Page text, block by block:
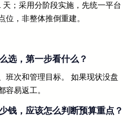
；采用分阶段实施，先统一平台
位，非整体推倒重建。
选，第一步看什么？
班次和管理目标。 如果现状没盘
容易返工。
钱，应该怎么判断预算重点？